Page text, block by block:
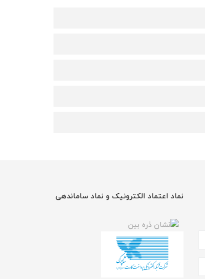
نماد اعتماد الکترونیک و نماد ساماندهی